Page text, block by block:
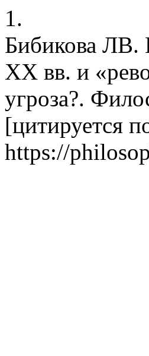
1.
Бибикова ЛВ.
ХХ вв. и
угроза?.
[цитируется
https://